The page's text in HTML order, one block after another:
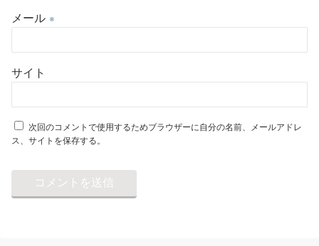
メール ※
サイト
次回のコメントで使用するためブラウザーに自分の名前、メールアドレ
ス、サイトを保存する。